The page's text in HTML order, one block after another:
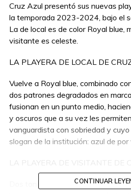
Cruz Azul presentó sus nuevas
la temporada 2023-2024, bajo el
La de local es de color Royal blue,
visitante es celeste.
LA PLAYERA DE LOCAL DE
Vuelve a Royal blue, combinado
dos patrones degradados en
fusionan en un punto medio,
y oscuros que a su vez les
vanguardista con sobriedad y
slogan de la institución: azul de por
Dos tonos de celeste contrastados
CONTINUAR